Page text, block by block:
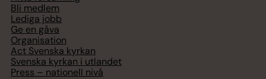
Bli medlem
Lediga jobb
Ge en gåva
Organisation
Act Svenska kyrkan
Svenska kyrkan i utlandet
Press – nationell nivå